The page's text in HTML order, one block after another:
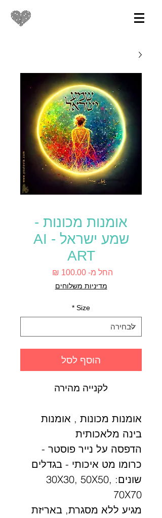
אומנות מכונות -
שמע ישראל - AI
ART
החל מ-100.00 ₪
מדיניות משלוחים
Size
*
הוסף לסל
לקנייה מהירה
אומנות מכונות , אומנות
בינה מלאכותית
הדפסה על נייר פוסטר -
כרומו מט איכותי - בגדלים
שונים: 30X30, 50X50,
70X70
מגיע ללא מסגרת, באריזת